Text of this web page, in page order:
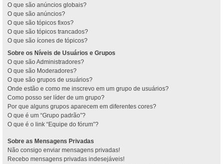
O que são anúncios globais?
O que são anúncios?
O que são tópicos fixos?
O que são tópicos trancados?
O que são ícones de tópicos?
Sobre os Níveis de Usuários e Grupos
O que são Administradores?
O que são Moderadores?
O que são grupos de usuários?
Onde estão e como me inscrevo em um grupo de usuários?
Como posso ser líder de um grupo?
Por que alguns grupos aparecem em diferentes cores?
O que é um “Grupo padrão”?
O que é o link “Equipe do fórum”?
Sobre as Mensagens Privadas
Não consigo enviar mensagens privadas!
Recebo mensagens privadas indesejáveis!